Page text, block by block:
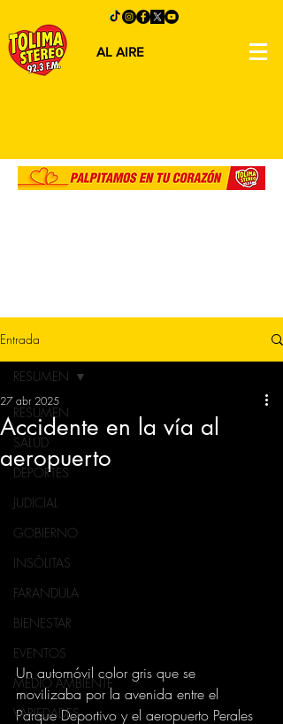
AL AIRE
Entrada
RESUMEN
SALUD
DEPORTES
JUDICIAL
GOBIERNO
INSÓLITAS
FARANDULA
BIENESTAR
EVENTOS
MEDIO AMBIENTE
VARIEDADES
RESUMEN
Accidente en la vía al
aeropuerto
27 abr 2025
Un automóvil color gris que se
movilizaba por la avenida entre el
Parque Deportivo y el aeropuerto Perales